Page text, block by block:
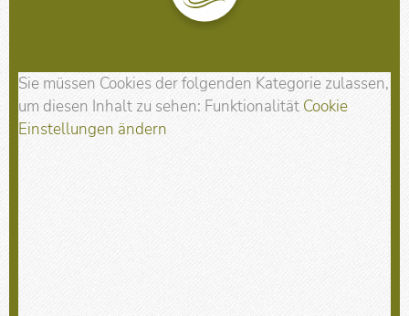
Sie müssen Cookies der folgenden Kategorie zulassen,
um diesen Inhalt zu sehen: Funktionalität Cookie
Einstellungen ändern